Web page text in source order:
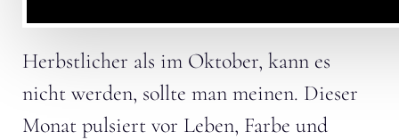
Herbstlicher als im Oktober, kann es
nicht werden, sollte man meinen. Dieser
Monat pulsiert vor Leben, Farbe und